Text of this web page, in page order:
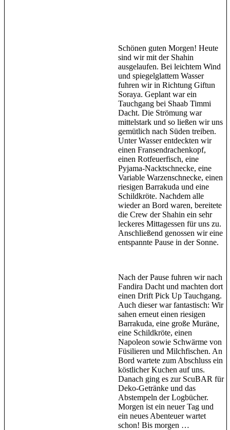
Schönen guten Morgen! Heute
sind wir mit der Shahin
ausgelaufen. Bei leichtem Wind
und spiegelglattem Wasser
fuhren wir in Richtung Giftun
Soraya. Geplant war ein
Tauchgang bei Shaab Timmi
Dacht. Die Strömung war
mittelstark und so ließen wir uns
gemütlich nach Süden treiben.
Unter Wasser entdeckten wir
einen Fransendrachenkopf,
einen Rotfeuerfisch, eine
Pyjama-Nacktschnecke, eine
Variable Warzenschnecke, einen
riesigen Barrakuda und eine
Schildkröte. Nachdem alle
wieder an Bord waren, bereitete
die Crew der Shahin ein sehr
leckeres Mittagessen für uns zu.
Anschließend genossen wir eine
entspannte Pause in der Sonne.
Nach der Pause fuhren wir nach
Fandira Dacht und machten dort
einen Drift Pick Up Tauchgang.
Auch dieser war fantastisch: Wir
sahen erneut einen riesigen
Barrakuda, eine große Muräne,
eine Schildkröte, einen
Napoleon sowie Schwärme von
Füsilieren und Milchfischen. An
Bord wartete zum Abschluss ein
köstlicher Kuchen auf uns.
Danach ging es zur ScuBAR für
Deko-Getränke und das
Abstempeln der Logbücher.
Morgen ist ein neuer Tag und
ein neues Abenteuer wartet
schon! Bis morgen …